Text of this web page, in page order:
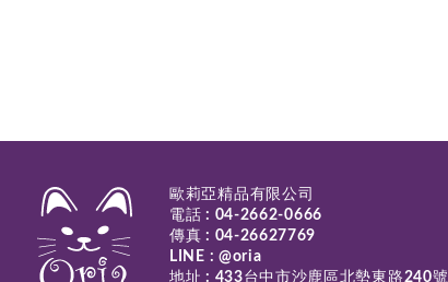
歐莉亞精品有限公司
電話 : 04-2662-0666
傳真 : 04-26627769
LINE : @oria
地址 : 433台中市沙鹿區北勢東路240號